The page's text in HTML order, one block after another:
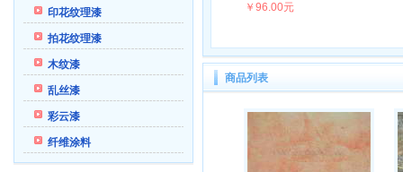
印花纹理漆
拍花纹理漆
木纹漆
乱丝漆
彩云漆
纤维涂料
￥96.00元
商品列表